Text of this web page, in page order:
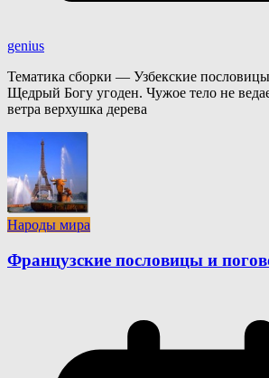
genius
Тематика сборки — Узбекские
Щедрый Богу угоден. Чужое тело не
ветра верхушка дерева
Народы мира
Французские пословицы и